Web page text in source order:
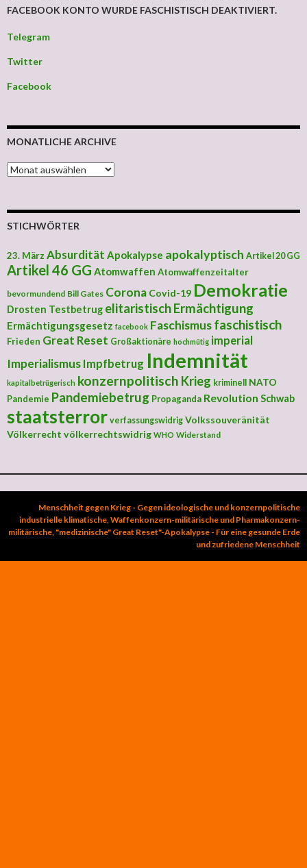
FACEBOOK KONTO WURDE FASCHISTISCH DEAKTIVIERT.
Telegram
Twitter
Facebook
MONATLICHE ARCHIVE
MONATLICHE ARCHIVE
STICHWÖRTER
23. März Absurdität Apokalypse apokalyptisch Artikel 20 GG
Artikel 46 GG Atomwaffen Atomwaffenzeitalter
bevormundend Bill Gates Corona Covid-19 Demokratie
Drosten Testbetrug elitaristischErmächtigung
Ermächtigungsgesetz facebook Faschismusfaschistisch
Frieden Great Reset Großaktionäre hochmütig imperial
Imperialismus Impfbetrug Indemnität
kapitalbetrügerisch konzernpolitisch Krieg kriminell
NATO
Pandemie Pandemiebetrug Propaganda Revolution Schwab
staatsterror verfassungswidrig Volkssouveränität
Völkerrecht völkerrechtswidrig WHO Widerstand
Menschheit gegen Krieg - Gegen ideologische und konzernpolitische
industrielle klimatische, Waffenkonzern-militärische und Pharmakonzern-
militärische, "medizinische" Great Reset"-Apokalypse - Für eine gesunde Erde
und zufriedene Menschheit